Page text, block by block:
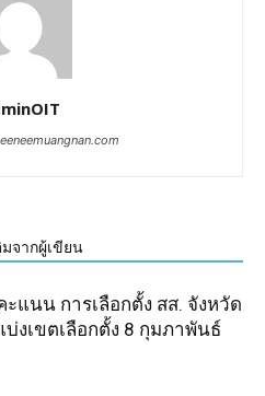
มจากผู้เขียน
แนน การเลือกตั้ง สส. จังหวัด
งเขตเลือกตั้ง 8 กุมภาพันธ์